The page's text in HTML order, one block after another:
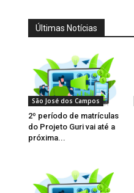
Últimas Notícias
São José dos Campos
2º período de matrículas
do Projeto Guri vai até a
próxima...